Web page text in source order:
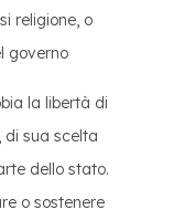
religione, o
governo
la libertà di
di sua scelta
dello stato.
o sostenere